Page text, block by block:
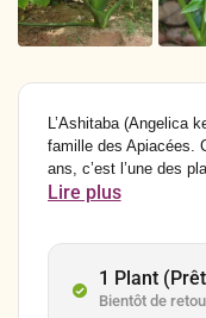
L’Ashitaba (Angelica
famille des Apiacées.
ans, c’est l’une des
de la médecine
Lire plus
1 Plant
Bientôt de